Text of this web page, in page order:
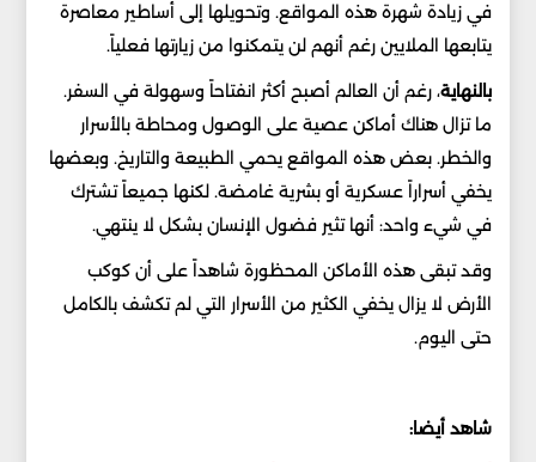
في زيادة شهرة هذه المواقع. وتحويلها إلى أساطير معاصرة
يتابعها الملايين رغم أنهم لن يتمكنوا من زيارتها فعلياً.
بالنهاية، رغم أن العالم أصبح أكثر انفتاحاً وسهولة في السفر.
ما تزال هناك أماكن عصية على الوصول ومحاطة بالأسرار
والخطر. بعض هذه المواقع يحمي الطبيعة والتاريخ. وبعضها
يخفي أسراراً عسكرية أو بشرية غامضة. لكنها جميعاً تشترك
في شيء واحد: أنها تثير فضول الإنسان بشكل لا ينتهي.
وقد تبقى هذه الأماكن المحظورة شاهداً على أن كوكب
الأرض لا يزال يخفي الكثير من الأسرار التي لم تكشف بالكامل
حتى اليوم.
شاهد أيضا: